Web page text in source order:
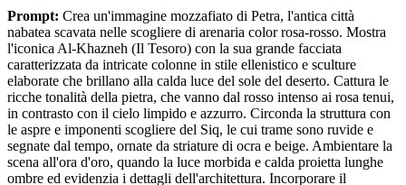
Prompt: Crea un'immagine mozzafiato di Petra, l'antica città
nabatea scavata nelle scogliere di arenaria color rosa-rosso. Mostra
l'iconica Al-Khazneh (Il Tesoro) con la sua grande facciata
caratterizzata da intricate colonne in stile ellenistico e sculture
elaborate che brillano alla calda luce del sole del deserto. Cattura le
ricche tonalità della pietra, che vanno dal rosso intenso ai rosa tenui,
in contrasto con il cielo limpido e azzurro. Circonda la struttura con
le aspre e imponenti scogliere del Siq, le cui trame sono ruvide e
segnate dal tempo, ornate da striature di ocra e beige. Ambientare la
scena all'ora d'oro, quando la luce morbida e calda proietta lunghe
ombre ed evidenzia i dettagli dell'architettura. Incorporare il